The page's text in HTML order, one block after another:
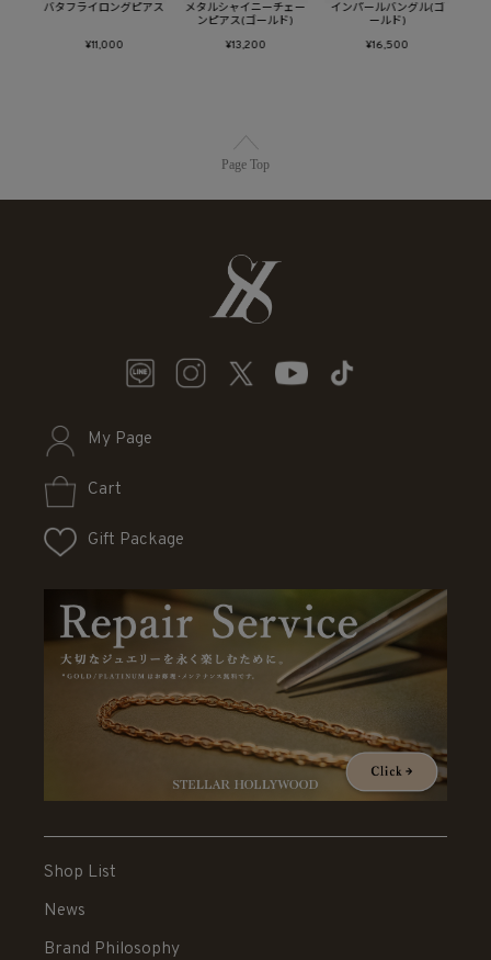
バタフライロングピアス
¥11,000
メタルシャイニーチェー
ンピアス(ゴールド)
¥13,200
インパールバングル(ゴ
ールド)
¥16,500
Page Top
My Page
Cart
Gift Package
Shop List
News
Brand Philosophy